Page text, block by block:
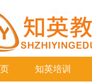
知英培训